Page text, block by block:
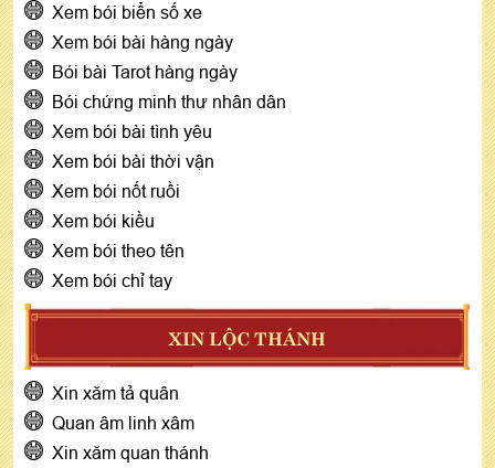
Xem bói biển số xe
Xem bói bài hàng ngày
Bói bài Tarot hàng ngày
Bói chứng minh thư nhân dân
Xem bói bài tình yêu
Xem bói bài thời vận
Xem bói nốt ruồi
Xem bói kiều
Xem bói theo tên
Xem bói chỉ tay
XIN LỘC THÁNH
Xin xăm tả quân
Quan âm linh xâm
Xin xăm quan thánh